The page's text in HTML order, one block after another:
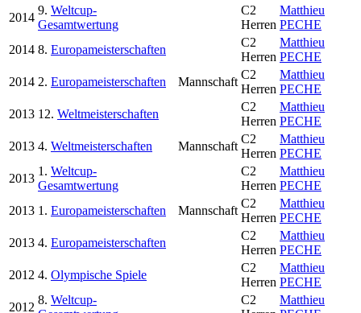
2014
9. Weltcup-
Gesamtwertung
C2
Herren
Matthieu
PECHE
2014 8. Europameisterschaften
C2
Herren
Matthieu
PECHE
2014 2. Europameisterschaften Mannschaft
C2
Herren
Matthieu
PECHE
2013 12. Weltmeisterschaften
C2
Herren
Matthieu
PECHE
2013 4. Weltmeisterschaften Mannschaft
C2
Herren
Matthieu
PECHE
2013
1. Weltcup-
Gesamtwertung
C2
Herren
Matthieu
PECHE
2013 1. Europameisterschaften Mannschaft
C2
Herren
Matthieu
PECHE
2013 4. Europameisterschaften
C2
Herren
Matthieu
PECHE
2012 4. Olympische Spiele
C2
Herren
Matthieu
PECHE
2012
8. Weltcup-
C2
Matthieu